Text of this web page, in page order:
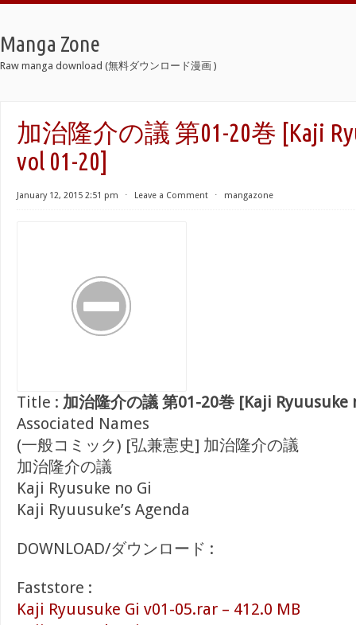
Manga Zone
Raw manga download (無料ダウンロード漫画 )
加治隆介の議 第01-20巻 [Kaji
vol 01-20]
January 12, 2015 2:51 pm ⋅ Leave a Comment ⋅ mangazone
Title : 加治隆介の議 第01-20巻 [Kaji Ryuusuke
Associated Names
(一般コミック) [弘兼憲史] 加治隆介の議
加治隆介の議
Kaji Ryusuke no Gi
Kaji Ryuusuke’s Agenda
DOWNLOAD/ダウンロード :
Faststore :
Kaji Ryuusuke Gi v01-05.rar – 412.0 MB